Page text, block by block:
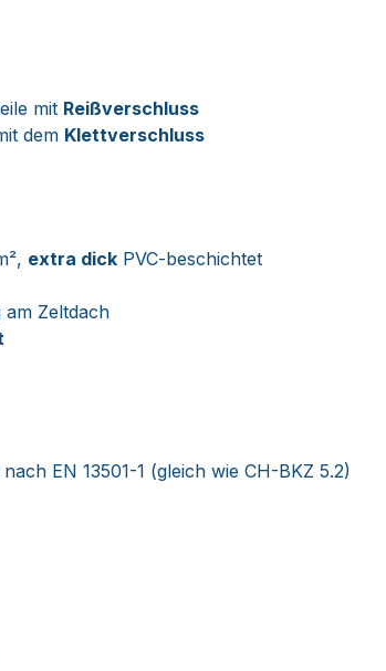
mit Reißverschluss
dem Klettverschluss
extra dick PVC-beschichtet
Zeltdach
EN 13501-1 (gleich wie CH-BKZ 5.2)